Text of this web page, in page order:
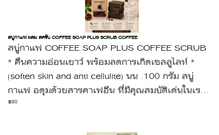
สบู่กาแฟ ผสม สครับ COFFEE SOAP PLUS SCRUB COFFEE
สบู่กาแฟ COFFEE SOAP PLUS COFFEE SCRUB
* คืนความอ่อนเยาว์ พร้อมลดการเกิดเซลลูไลท์ *
(soften skin and anti cellulite) นน .100 กรัม สบู่
กาแฟ อดุมด้วยสารคาเฟอีน ที่มีคุณสมบัติเด่นในเร...
฿80